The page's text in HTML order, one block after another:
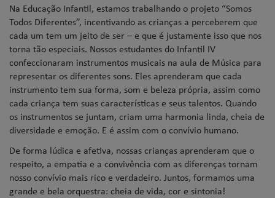
Na Educação Infantil, estamos trabalhando o projeto “Somos
Todos Diferentes”, incentivando as crianças a perceberem que
cada um tem um jeito de ser – e que é justamente isso que nos
torna tão especiais. Nossos estudantes do Infantil IV
confeccionaram instrumentos musicais na aula de Música para
representar os diferentes sons. Eles aprenderam que cada
instrumento tem sua forma, som e beleza própria, assim como
cada criança tem suas características e seus talentos. Quando
os instrumentos se juntam, criam uma harmonia linda, cheia de
diversidade e emoção. E é assim com o convívio humano.
De forma lúdica e afetiva, nossas crianças aprenderam que o
respeito, a empatia e a convivência com as diferenças tornam
nosso convívio mais rico e verdadeiro. Juntos, formamos uma
grande e bela orquestra: cheia de vida, cor e sintonia!